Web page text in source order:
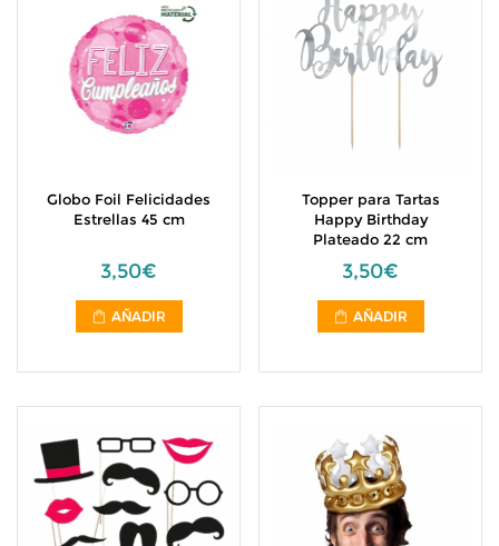
Globo Foil Felicidades
Estrellas 45 cm
3,50€
AÑADIR
Topper para Tartas
Happy Birthday
Plateado 22 cm
3,50€
AÑADIR